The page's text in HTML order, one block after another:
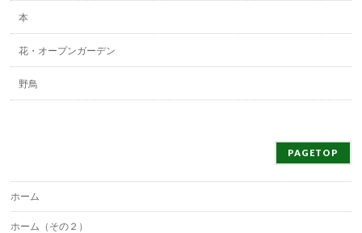
本
花・オープンガーデン
野鳥
PAGETOP
ホーム
ホーム（その２）